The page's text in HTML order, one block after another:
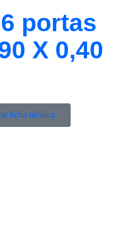
portas
X 0,40
ficha técnica